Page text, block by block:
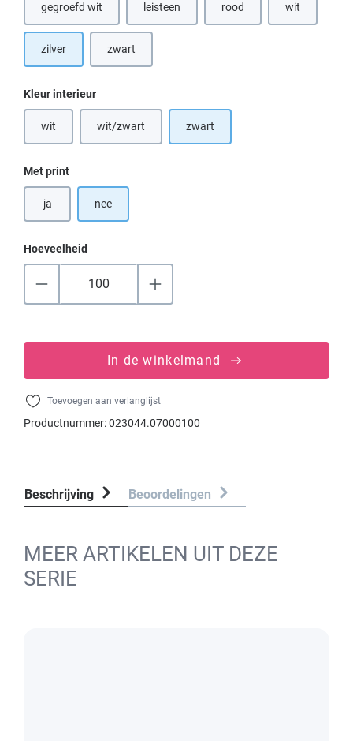
gegroefd wit leisteen rood wit(Deze optie is
zilver zwart
Selecteer
Kleur interieur
wit(Deze optie is momenteel niet beschikbaar.)
wit/zwart(Deze optie is momenteel niet beschikbaar.)
zwart
Selecteer
Met print
ja nee
Hoeveelheid
In de winkelmand
Toevoegen aan verlanglijst
Productnummer:023044.07000100
Beschrijving Beoordelingen
MEER ARTIKELEN UIT DEZE
SERIE